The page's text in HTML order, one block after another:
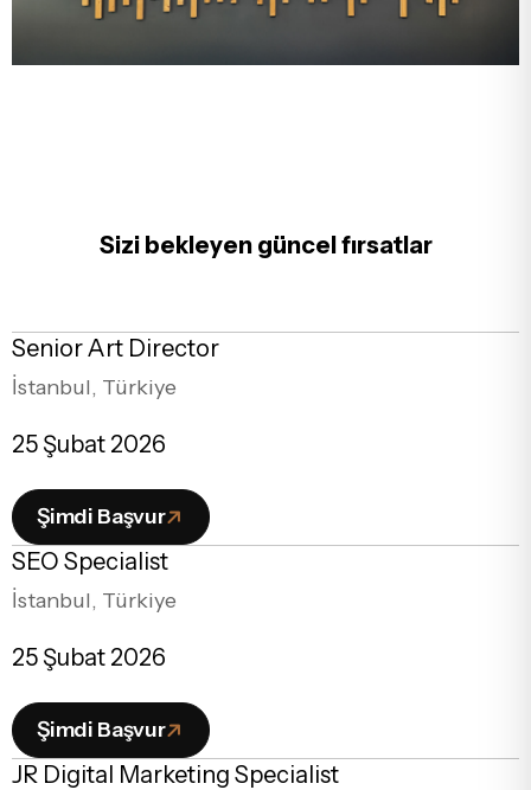
Sizi bekleyen güncel fırsatlar
Senior Art Director
İstanbul, Türkiye
25 Şubat 2026
Şimdi Başvur
SEO Specialist
İstanbul, Türkiye
25 Şubat 2026
Şimdi Başvur
JR Digital Marketing Specialist